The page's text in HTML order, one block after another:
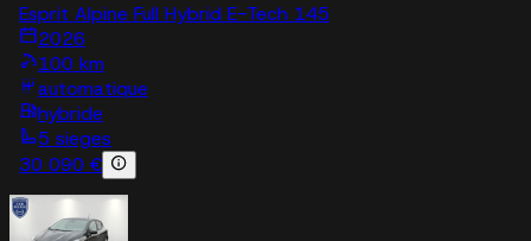
Esprit Alpine Full Hybrid E-Tech 145
2026
100 km
automatique
hybride
5 sieges
30 090 €